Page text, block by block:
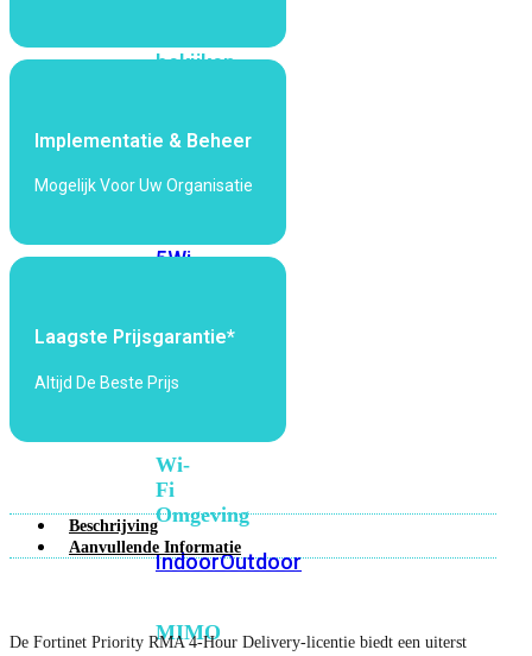
bekijken
Fi
5Wi-
Fi
Fi
Wi-
Fi
Omgeving
IndoorOutdoor
MIMO
Implementatie & Beheer
Mogelijk Voor Uw Organisatie
Laagste Prijsgarantie*
Altijd De Beste Prijs
Beschrijving
Aanvullende Informatie
De Fortinet Priority RMA 4-Hour Delivery-licentie biedt een uiterst